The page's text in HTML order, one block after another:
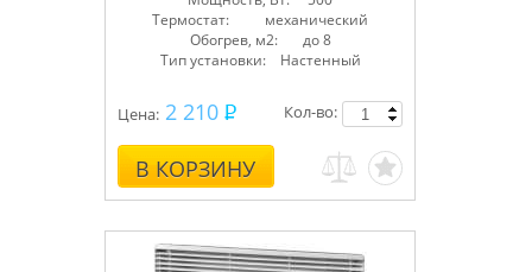
Термостат: механический
Обогрев, м2: до 8
Тип установки: Настенный
Цена: 2 210
В КОРЗИНУ
Кол-во: